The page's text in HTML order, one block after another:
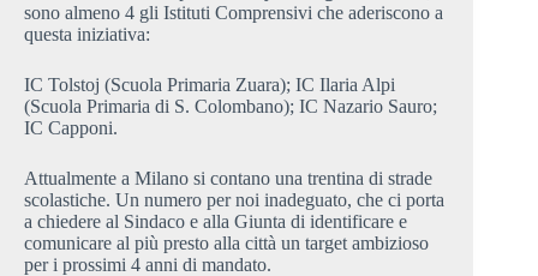
sono almeno 4 gli Istituti Comprensivi che aderiscono a
questa iniziativa:
IC Tolstoj (Scuola Primaria Zuara); IC Ilaria Alpi
(Scuola Primaria di S. Colombano); IC Nazario Sauro;
IC Capponi.
Attualmente a Milano si contano una trentina di strade
scolastiche. Un numero per noi inadeguato, che ci porta
a chiedere al Sindaco e alla Giunta di identificare e
comunicare al più presto alla città un target ambizioso
per i prossimi 4 anni di mandato.